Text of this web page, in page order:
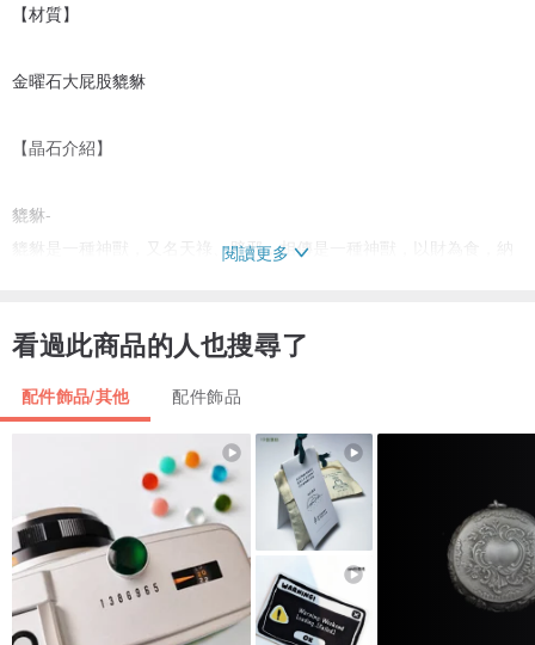
【材質】
金曜石大屁股貔貅
【晶石介紹】
貔貅-
貔貅是一種神獸，又名天祿、辟邪，相傳是一種神獸，以財為食，納
傳說讓它的招財更令人堅信不移。
金曜石可增強生命力，對上班族和創意工作者有很好的平衡作用。可
使人穩重，心平氣和，消除情緒雜念，並可加強行動力，增強領袖魅
力、向心力。 金曜石可以招財，黑色的原色極度避邪，能強力化解負
能量，金色的眼為招財的功能.
金曜石未打燈樣子.
閱讀更多
看過此商品的人也搜尋了
配件飾品/其他 配件飾品